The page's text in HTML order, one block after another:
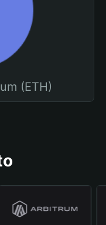
(ETH)